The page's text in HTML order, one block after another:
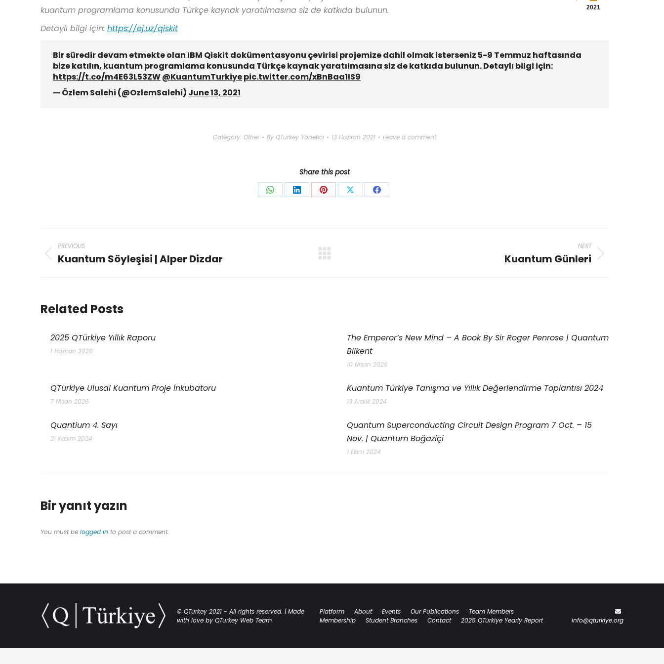
2021
kuantum programlama konusunda Türkçe kaynak yaratılmasına siz de katkıda bulunun.
Detaylı bilgi için: https://ej.uz/qiskit
Bir süredir devam etmekte olan IBM Qiskit dokümentasyonu çevirisi projemize dahil olmak isterseniz 5-9 Temmuz haftasında
bize katılın, kuantum programlama konusunda Türkçe kaynak yaratılmasına siz de katkıda bulunun. Detaylı bilgi için:
https://t.co/m4E63L53ZW@KuantumTurkiyepic.twitter.com/xBnBaa1IS9
— Özlem Salehi (@OzlemSalehi) June 13, 2021
Category: Other By QTurkey Yönetici 13 Haziran 2021 Leave a comment
Share this post
PREVIOUS
Kuantum Söyleşisi | Alper Dizdar
NEXT
Kuantum Günleri
Related Posts
2025 QTürkiye Yıllık Raporu
1 Haziran 2026
The Emperor’s New Mind – A Book By Sir Roger Penrose | Quantum
Bilkent
10 Nisan 2026
QTürkiye Ulusal Kuantum Proje İnkubatoru
7 Nisan 2026
Kuantum Türkiye Tanışma ve Yıllık Değerlendirme Toplantısı 2024
13 Aralık 2024
Quantium 4. Sayı
21 Kasım 2024
Quantum Superconducting Circuit Design Program 7 Oct. – 15
Nov. | Quantum Boğaziçi
1 Ekim 2024
Bir yanıt yazın
You must be logged in to post a comment.
© QTurkey 2021 - All rights reserved. | Made
with love by QTurkey Web Team.
Platform About Events Our Publications
Team Members
Membership
Student Branches Contact 2025 QTürkiye Yearly Report info@qturkiye.org